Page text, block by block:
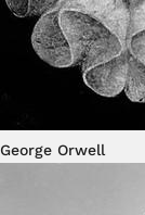
George Orwell